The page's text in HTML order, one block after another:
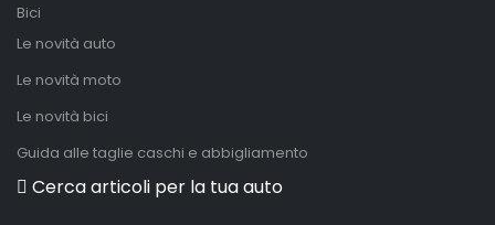
Bici
Le novità auto
Le novità moto
Le novità bici
Guida alle taglie caschi e abbigliamento
Cerca articoli per la tua auto